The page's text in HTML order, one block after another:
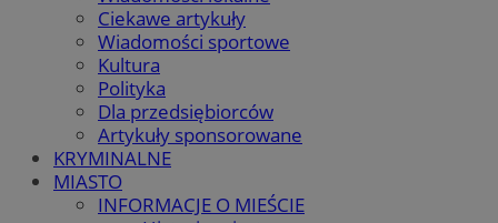
Ciekawe artykuły
Wiadomości sportowe
Kultura
Polityka
Dla przedsiębiorców
Artykuły sponsorowane
KRYMINALNE
MIASTO
INFORMACJE O MIEŚCIE